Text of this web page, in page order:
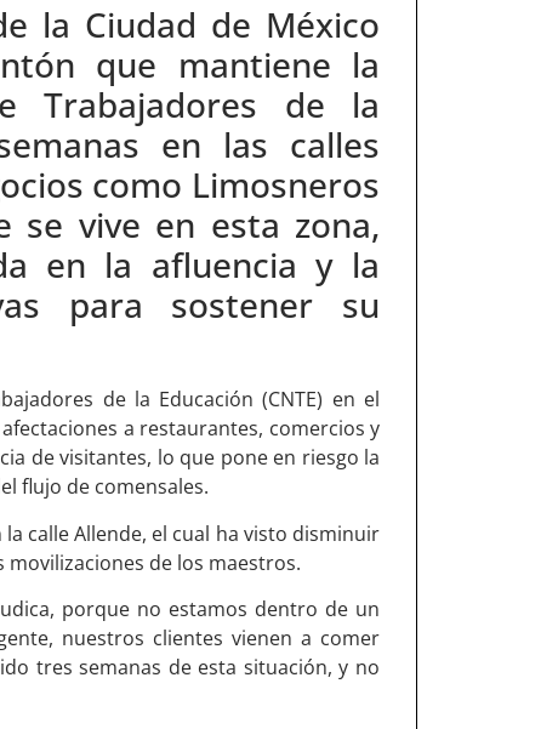
la Ciudad de México
que mantiene la
Trabajadores de la
en las calles
como Limosneros
se vive en esta zona,
en la afluencia y la
para sostener su
de la Educación (CNTE) en el
a restaurantes, comercios y
de visitantes, lo que pone en riesgo la
flujo de comensales.
calle Allende, el cual ha visto disminuir
de los maestros.
porque no estamos dentro de un
nuestros clientes vienen a comer
tres semanas de esta situación, y no